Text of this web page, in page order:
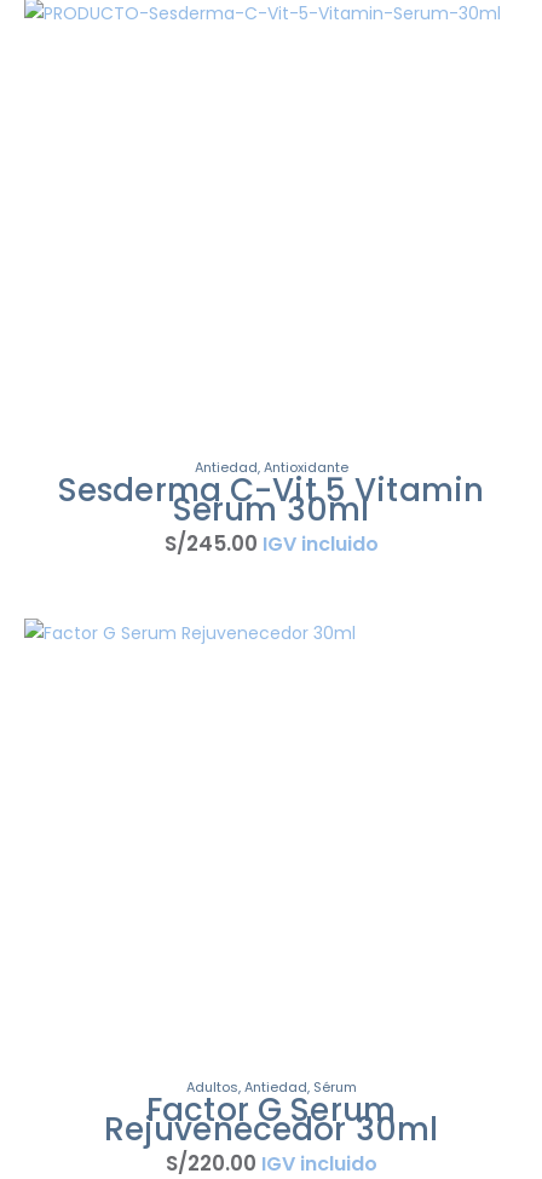
Antiedad,Antioxidante
Sesderma C-Vit 5 Vitamin
Serum 30ml
S/245.00 IGV incluido
Adultos,Antiedad, Sérum
Factor G Serum
Rejuvenecedor 30ml
S/220.00 IGV incluido